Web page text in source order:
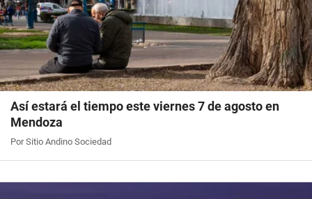
Así estará el tiempo este viernes 7 de agosto en
Mendoza
Por Sitio Andino Sociedad